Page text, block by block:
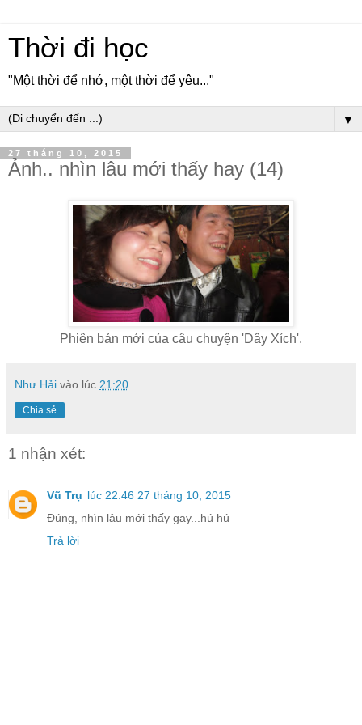
Thời đi học
"Một thời để nhớ, một thời để yêu..."
▼
27 tháng 10, 2015
Ảnh.. nhìn lâu mới thấy hay (14)
Phiên bản mới của câu chuyện 'Dây Xích'.
Như Hải vào lúc 21:20
Chia sẻ
1 nhận xét:
Vũ Trụ lúc 22:46 27 tháng 10, 2015
Đúng, nhìn lâu mới thấy gay...hú hú
Trả lời